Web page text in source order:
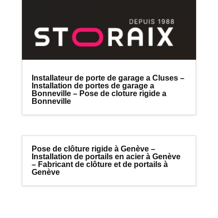
Installateur de porte de garage a Cluses –
Installation de portes de garage a
Bonneville – Pose de cloture rigide a
Bonneville
Pose de clôture rigide à Genève –
Installation de portails en acier à Genève
– Fabricant de clôture et de portails à
Genève